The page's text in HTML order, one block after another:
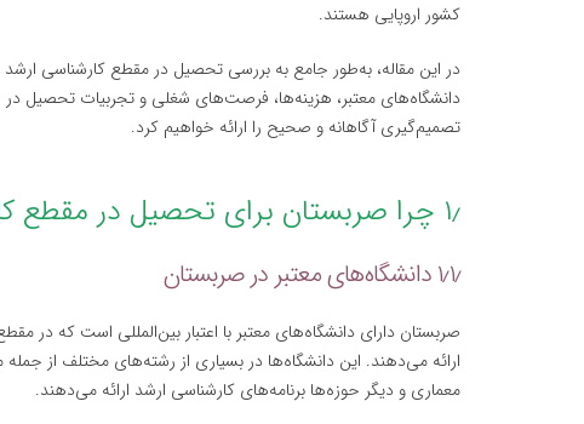
کشور اروپایی هستند.
در این مقاله، به‌طور جامع به بررسی تحصیل در مقطع کارشناسی
دانشگاه‌های معتبر، هزینه‌ها، فرصت‌های شغلی و تجربیات تحصیل در
تصمیم‌گیری آگاهانه و صحیح را ارائه خواهیم کرد.
۱٫ چرا صربستان برای تحصیل در مقطع کارشناسی ارشد؟
۱٫۱٫ دانشگاه‌های معتبر در صربستان
صربستان دارای دانشگاه‌های معتبر با اعتبار بین‌المللی است که در
ارائه می‌دهند. این دانشگاه‌ها در بسیاری از رشته‌های مختلف از
معماری و دیگر حوزه‌ها برنامه‌های کارشناسی ارشد ارائه می‌دهند.